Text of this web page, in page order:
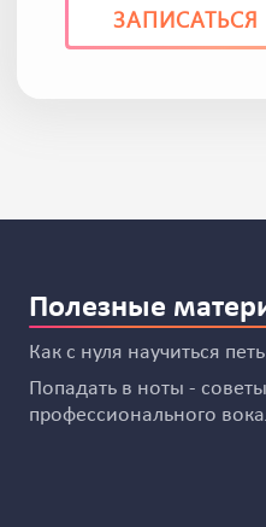
ЗАПИСАТЬСЯ
Полезные
Как с нуля научиться
Попадать в ноты - советы
профессионального